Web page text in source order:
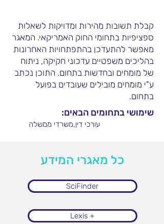
קבלת תשובות מהירות ומדויקות לשאלות
ספציפיות בתחומי החוק האמריקאי. המאגר
מאפשר להתעדכן בהתפתחויות האחרונות
בהליכים משפטיים עדכוני חקיקה, ניתוח
של מומחים ובחדשות בתחום. התוכן נכתב
ע"י מומחים מובילים שעובדים בפועל
בתחום.
שימושי בתחומים הבאים:
עורכי דין,משרדי ממשלה
כל מאגרי המידע
SciFinder
Lexis +